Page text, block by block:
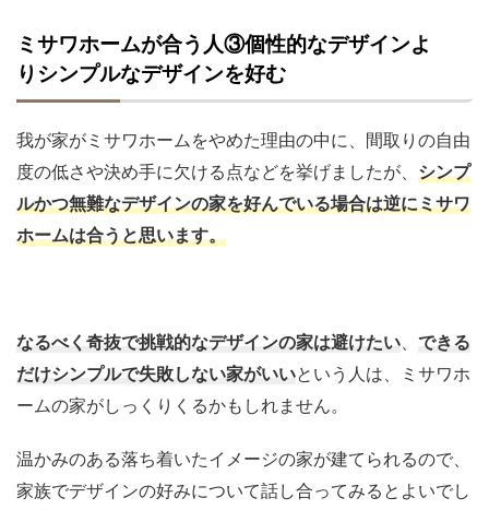
ミサワホームが合う人③個性的なデザインよ
りシンプルなデザインを好む
我が家がミサワホームをやめた理由の中に、間取りの自由
度の低さや決め手に欠ける点などを挙げましたが、 シンプ
ルかつ無難なデザインの家を好んでいる場合は逆にミサワ
ホームは合うと思います。
なるべく奇抜で挑戦的なデザインの家は避けたい、 できる
だけシンプルで失敗しない家がいいという人は、ミサワホ
ームの家がしっくりくるかもしれません。
温かみのある落ち着いたイメージの家が建てられるので、
家族でデザインの好みについて話し合ってみるとよいでし